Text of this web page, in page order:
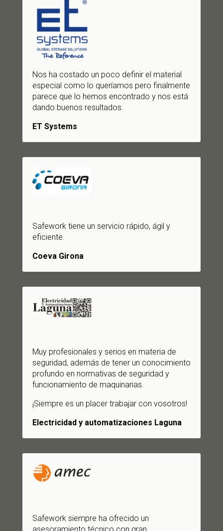
Nos ha costado un poco definir el material
especial como lo queríamos pero finalmente
parece que lo hemos encontrado y nos está
dando buenos resultados.
ET Systems
Safework tiene un servicio rápido, ágil y
eficiente.
Coeva Girona
Muy profesionales y serios en materia de
seguridad, además de tener un conocimiento
profundo en normativas de seguridad y
funcionamiento de maquinarias.
¡Siempre es un placer trabajar con vosotros!
Electricidad y automatizaciones Laguna
Safework siempre ha ofrecido un
asesoramiento técnico con gran